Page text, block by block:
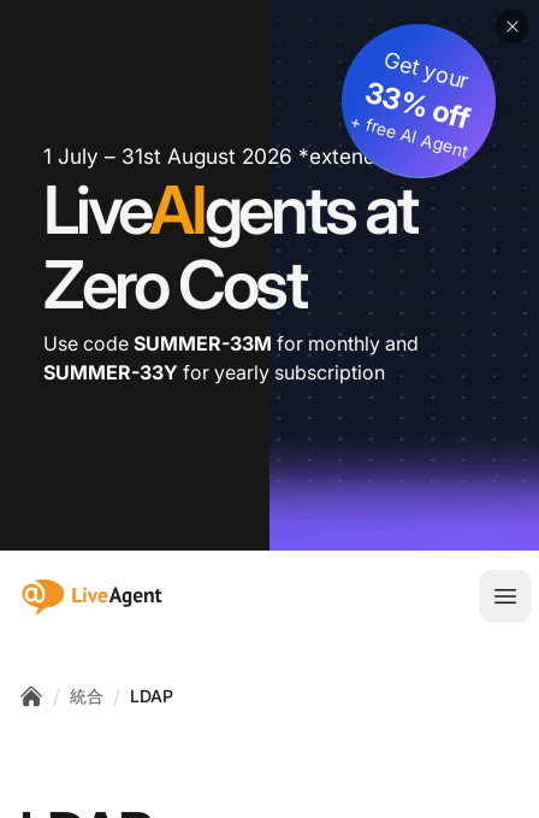
1 July – 31st August 2026 *extended
LiveAIgents at
Zero Cost
Get your
33% off
+ free AI Agent
Use code SUMMER-33M for monthly and
SUMMER-33Y for yearly subscription
:site.title
メ
/ 統合 / LDAP